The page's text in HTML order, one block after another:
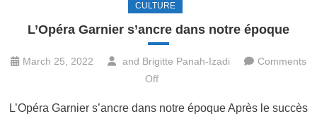
CULTURE
L’Opéra Garnier s’ancre dans notre époque
March 25, 2022 and Brigitte Panah-Izadi
Comments
Offon
Garnier
L’Opéra Garnier s’ancre dans notre époque Après le succès